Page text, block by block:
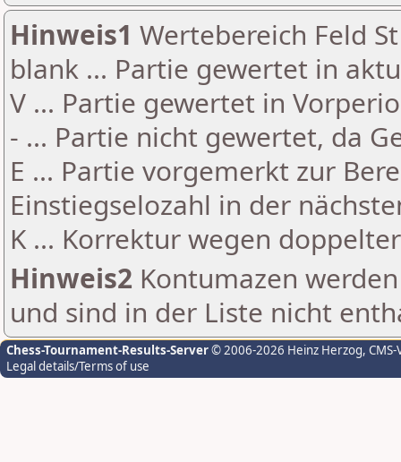
Hinweis1 Wertebereich Feld
blank ... Partie gewertet in
V ... Partie gewertet in
- ... Partie nicht gewertet, da
E ... Partie vorgemerkt zur
Einstiegselozahl in der
K ... Korrektur wegen
Hinweis2 Kontumazen
und sind in der Liste nicht
Chess-Tournament-Results-Server© 2006-2026 Heinz Herzog,
Legal details/Terms of use